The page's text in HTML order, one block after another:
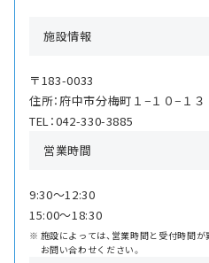
施設情報
〒183-0033
住所：府中市分梅町１−１０−１
TEL：042-330-3885
営業時間
9:30〜12:30
15:00〜18:30
施設によっては、営業時間と受付時間
お問い合わせください。